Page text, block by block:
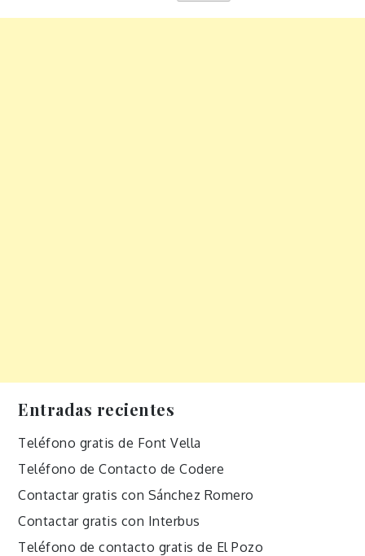
Entradas recientes
Teléfono gratis de Font Vella
Teléfono de Contacto de Codere
Contactar gratis con Sánchez Romero
Contactar gratis con Interbus
Teléfono de contacto gratis de El Pozo